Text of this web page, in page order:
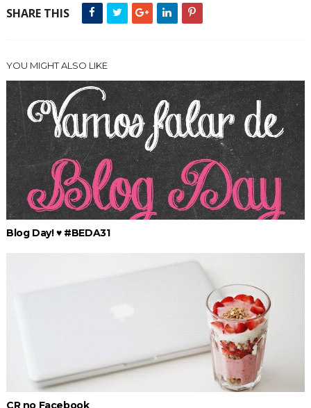
SHARE THIS
YOU MIGHT ALSO LIKE
Blog Day! ♥ #BEDA31
CR no Facebook